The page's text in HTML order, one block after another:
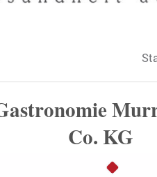
Co. KG